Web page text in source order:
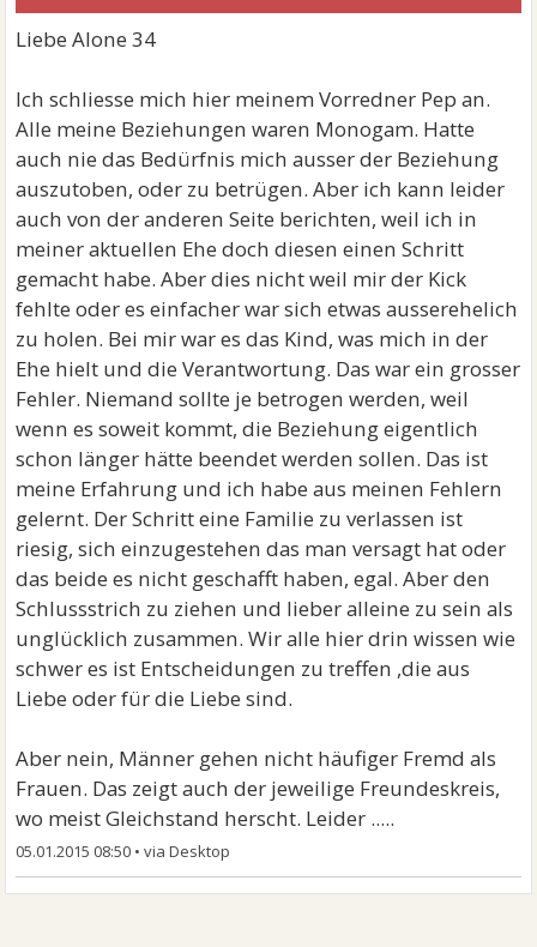
Liebe Alone 34
Ich schliesse mich hier meinem Vorredner Pep an.
Alle meine Beziehungen waren Monogam. Hatte
auch nie das Bedürfnis mich ausser der Beziehung
auszutoben, oder zu betrügen. Aber ich kann leider
auch von der anderen Seite berichten, weil ich in
meiner aktuellen Ehe doch diesen einen Schritt
gemacht habe. Aber dies nicht weil mir der Kick
fehlte oder es einfacher war sich etwas ausserehelich
zu holen. Bei mir war es das Kind, was mich in der
Ehe hielt und die Verantwortung. Das war ein grosser
Fehler. Niemand sollte je betrogen werden, weil
wenn es soweit kommt, die Beziehung eigentlich
schon länger hätte beendet werden sollen. Das ist
meine Erfahrung und ich habe aus meinen Fehlern
gelernt. Der Schritt eine Familie zu verlassen ist
riesig, sich einzugestehen das man versagt hat oder
das beide es nicht geschafft haben, egal. Aber den
Schlussstrich zu ziehen und lieber alleine zu sein als
unglücklich zusammen. Wir alle hier drin wissen wie
schwer es ist Entscheidungen zu treffen ,die aus
Liebe oder für die Liebe sind.
Aber nein, Männer gehen nicht häufiger Fremd als
Frauen. Das zeigt auch der jeweilige Freundeskreis,
wo meist Gleichstand herscht. Leider .....
05.01.2015 08:50 •